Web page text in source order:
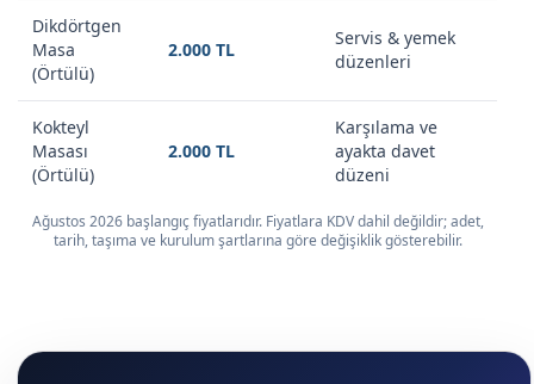
Dikdörtgen
Masa
(Örtülü)
2.000 TL
Servis & yemek
düzenleri
Kokteyl
Masası
(Örtülü)
2.000 TL
Karşılama ve
ayakta davet
düzeni
Ağustos 2026 başlangıç fiyatlarıdır. Fiyatlara KDV dahil değildir; adet,
tarih, taşıma ve kurulum şartlarına göre değişiklik gösterebilir.